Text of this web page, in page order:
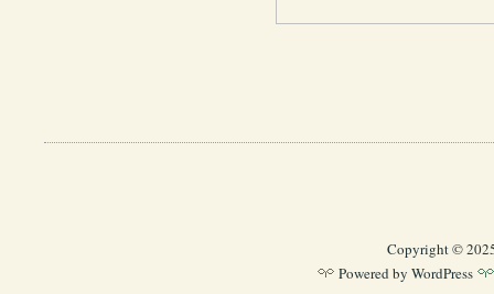
Copyright ©
Powered by WordPress